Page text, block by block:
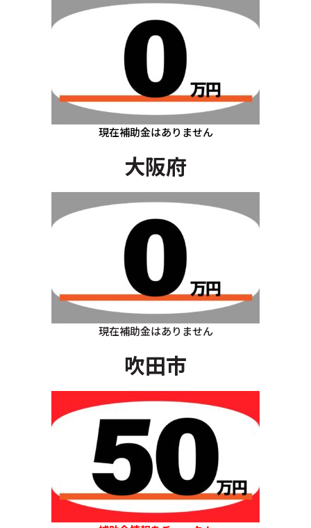
現在補助金はありません
大阪府
現在補助金はありません
吹田市